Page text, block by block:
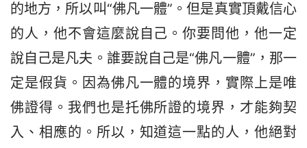
的地方，所以叫“佛凡一體”。但是真實頂戴信心
的人，他不會這麼說自己。你要問他，他一定
說自己是凡夫。誰要說自己是“佛凡一體”，那一
定是假貨。因為佛凡一體的境界，實際上是唯
佛證得。我們也是托佛所證的境界，才能夠契
入、相應的。所以，知道這一點的人，他絕對